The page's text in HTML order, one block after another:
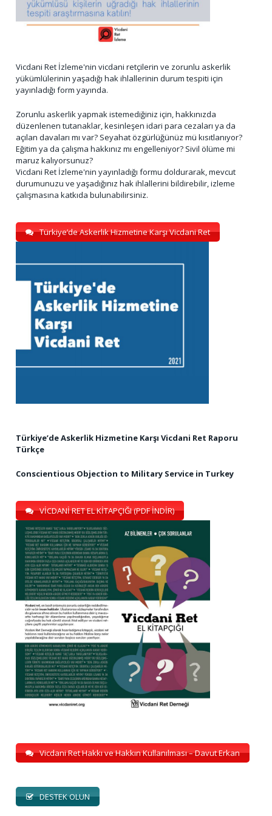
Vicdani Ret İzleme'nin vicdani retçilerin ve zorunlu askerlik
yükümlülerinin yaşadığı hak ihlallerinin durum tespiti için
yayınladığı form yayında.
Zorunlu askerlik yapmak istemediğiniz için, hakkınızda
düzenlenen tutanaklar, kesinleşen idari para cezaları ya da
açılan davaları mı var? Seyahat özgürlüğünüz mü kısıtlanıyor?
Eğitim ya da çalışma hakkınız mı engelleniyor? Sivil ölüme mi
maruz kalıyorsunuz?
Vicdani Ret İzleme'nin yayınladığı formu doldurarak, mevcut
durumunuzu ve yaşadığınız hak ihlallerini bildirebilir, izleme
çalışmasına katkıda bulunabilirsiniz.
Türkiye’de Askerlik Hizmetine Karşı Vicdani Ret
Türkiye’de Askerlik Hizmetine Karşı Vicdani Ret Raporu
Türkçe
Conscientious Objection to Military Service in Turkey
VİCDANİ RET EL KİTAPÇIĞI (PDF İNDİR)
Vicdani Ret Hakkı ve Hakkın Kullanılması – Davut Erkan
DESTEK OLUN